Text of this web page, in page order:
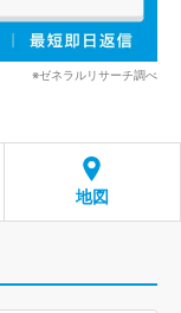
※ゼネラルリサーチ調べ
地図